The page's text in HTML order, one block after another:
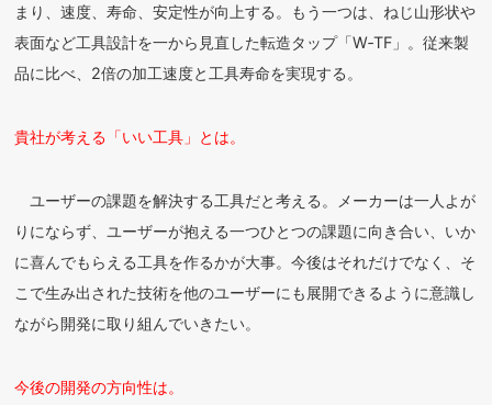
まり、速度、寿命、安定性が向上する。もう一つは、ねじ山形状や
表面など工具設計を一から見直した転造タップ「W‐TF」。従来製
品に比べ、2倍の加工速度と工具寿命を実現する。
貴社が考える「いい工具」とは。
ユーザーの課題を解決する工具だと考える。メーカーは一人よが
りにならず、ユーザーが抱える一つひとつの課題に向き合い、いか
に喜んでもらえる工具を作るかが大事。今後はそれだけでなく、そ
こで生み出された技術を他のユーザーにも展開できるように意識し
ながら開発に取り組んでいきたい。
今後の開発の方向性は。